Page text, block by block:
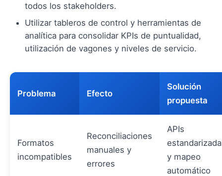
todos los stakeholders.
Utilizar tableros de control y herramientas de
analítica para consolidar KPIs de puntualidad,
utilización de vagones y niveles de servicio.
Problema Efecto
Solución
propuesta
Formatos
incompatibles
Reconciliaciones
manuales y
errores
APIs
y mapeo
automático